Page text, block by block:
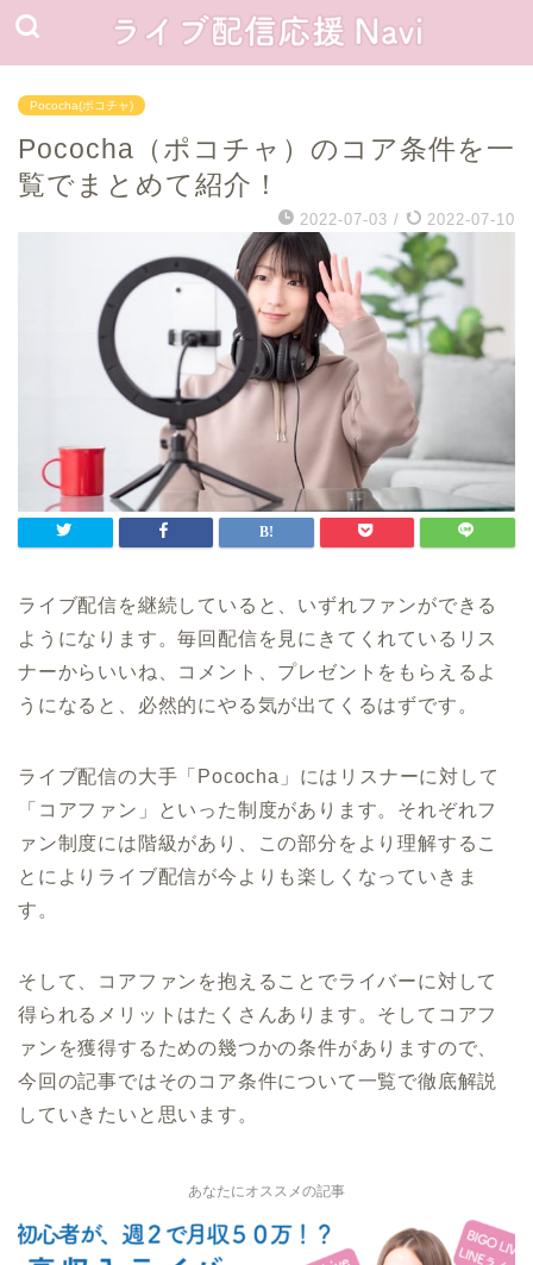
Pococha(ポコチャ)
Pococha（ポコチャ）のコア条件を一
覧でまとめて紹介！
2022-07-03 / 2022-07-10
ライブ配信を継続していると、いずれファンができる
ようになります。毎回配信を見にきてくれているリス
ナーからいいね、コメント、プレゼントをもらえるよ
うになると、必然的にやる気が出てくるはずです。
ライブ配信の大手「Pococha」にはリスナーに対して
「コアファン」といった制度があります。それぞれフ
ァン制度には階級があり、この部分をより理解するこ
とによりライブ配信が今よりも楽しくなっていきま
す。
そして、コアファンを抱えることでライバーに対して
得られるメリットはたくさんあります。そしてコアフ
ァンを獲得するための幾つかの条件がありますので、
今回の記事ではそのコア条件について一覧で徹底解説
していきたいと思います。
あなたにオススメの記事